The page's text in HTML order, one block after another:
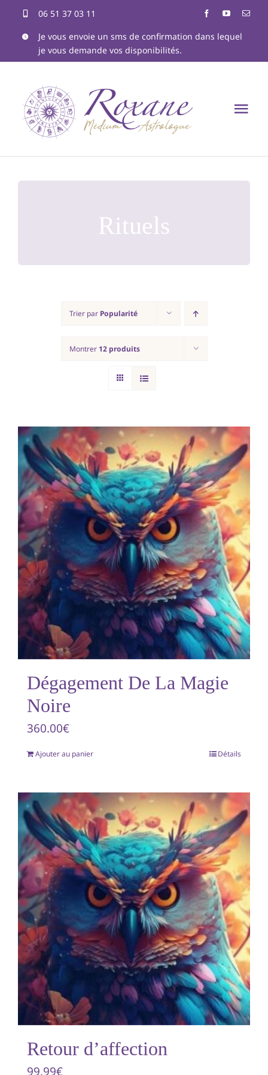
Passer
contenu
Je vous envoie un sms de confirmation dans lequel
je vous demande vos disponibilités.
06 51 37 03 11
Astrologie
Contact
Panier
Rituels
Trier par Popularité
Montrer 12 produits
Dégagement De La Magie
Noire
360.00€
Ajouter au panier Détails
Retour d’affection
99.99€